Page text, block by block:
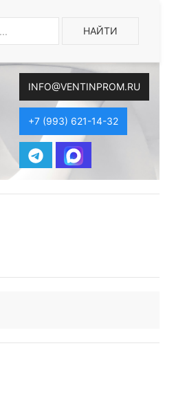
НАЙТИ
INFO@VENTINPROM.RU
+7 (993) 621-14-32